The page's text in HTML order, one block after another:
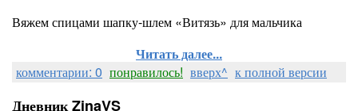
Вяжем спицами шапку-шлем «Витязь» для мальчика
Читать далее...
комментарии: 0 понравилось! вверх^ к полной версии
Дневник ZinaVS